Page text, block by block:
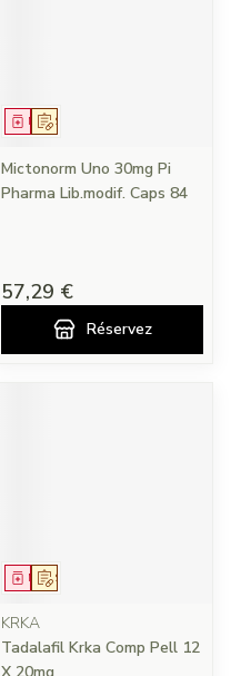
Sur prescription
Médicament
Mictonorm Uno 30mg Pi
Pharma Lib.modif. Caps 84
57,29 €
Réservez
Sur prescription
Médicament
KRKA
Tadalafil Krka Comp Pell 12